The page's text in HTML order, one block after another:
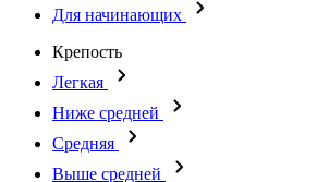
Для начинающих
Крепость
Легкая
Ниже средней
Средняя
Выше средней